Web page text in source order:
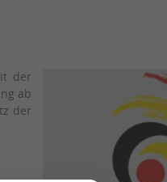
der
ab
der